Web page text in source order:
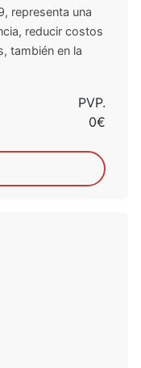
representa una
reducir costos
también en la
PVP.
0€